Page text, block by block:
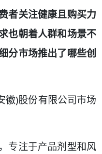
者关注健康且购买力
也朝着人群和场景不
分市场推出了哪些创
)股份有限公司市场
专注于产品剂型和风